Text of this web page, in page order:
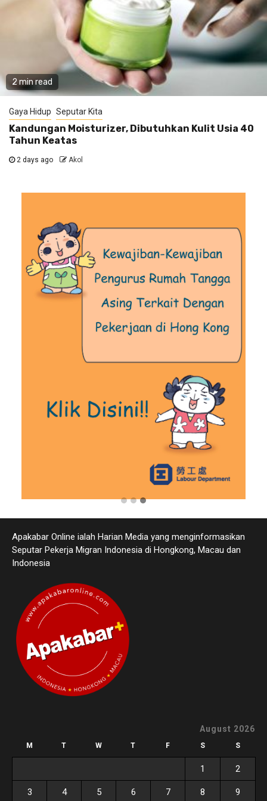
2 min read
Gaya Hidup Seputar Kita
Kandungan Moisturizer, Dibutuhkan Kulit Usia 40
Tahun Keatas
2 days ago Akol
Apakabar Online ialah Harian Media yang menginformasikan
Seputar Pekerja Migran Indonesia di Hongkong, Macau dan
Indonesia
August 2026
M T W T F S S
1 2
3 4 5 6 7 8 9